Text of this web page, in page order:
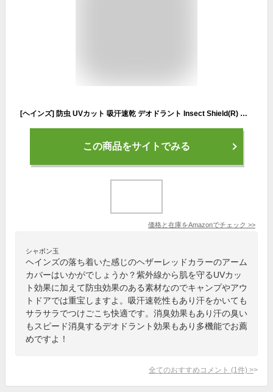
[ヘインズ] 防虫 UVカット 吸汗速乾 デオドラント Insect Shield(R) アームカバー TCG HM9-T101S メンズ ヘザーレッド Free Size
この商品をサイトでみる
価格と在庫をAmazonでチェック >>
シャボン玉
ヘインズの落ち着いた感じのヘザーレッドカラーのアーム
カバーはいかがでしょうか？紫外線から肌を守るUVカッ
ト効果に加えて防虫効果のある素材なのでキャンプやアウ
トドアでは重宝しますよ。吸汗速乾性もあり汗をかいても
サラサラでつけごこち快適です。消臭効果もあり汗の臭い
もスピード消臭するデオドラント効果もあり多機能でお薦
めですよ！
全てのおすすめコメント (1 件) >